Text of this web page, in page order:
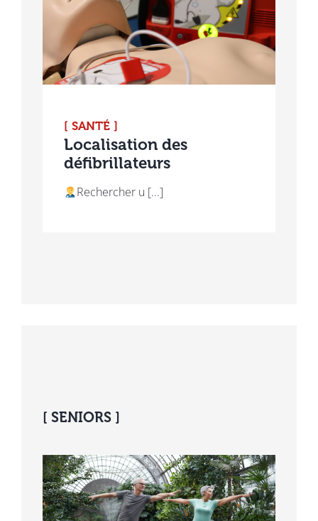
[ SANTÉ ]
Localisation des
défibrillateurs
Rechercher u [...]
[ SENIORS ]